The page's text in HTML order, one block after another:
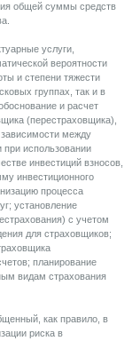
общей суммы средств
услуги,
вероятности
и степени тяжести
группах, так и в
и расчет
(перестраховщика),
между
при использовании
инвестиций взносов,
инвестиционного
процесса
установление
с учетом
для страховщиков;
планирование
видам страхования
как правило, в
риска в